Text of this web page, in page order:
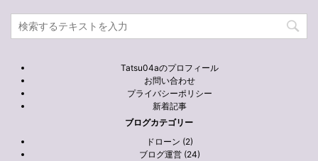
Tatsu04aのプロフィール
お問い合わせ
プライバシーポリシー
新着記事
ブログカテゴリー
ドローン (2)
ブログ運営 (24)